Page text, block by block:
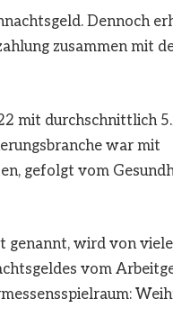
Dennoch
zusammen mit
mit durchschnittlich
war mit
gefolgt vom
genannt, wird von
vom